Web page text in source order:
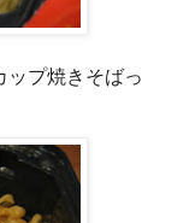
ップ焼きそばっ